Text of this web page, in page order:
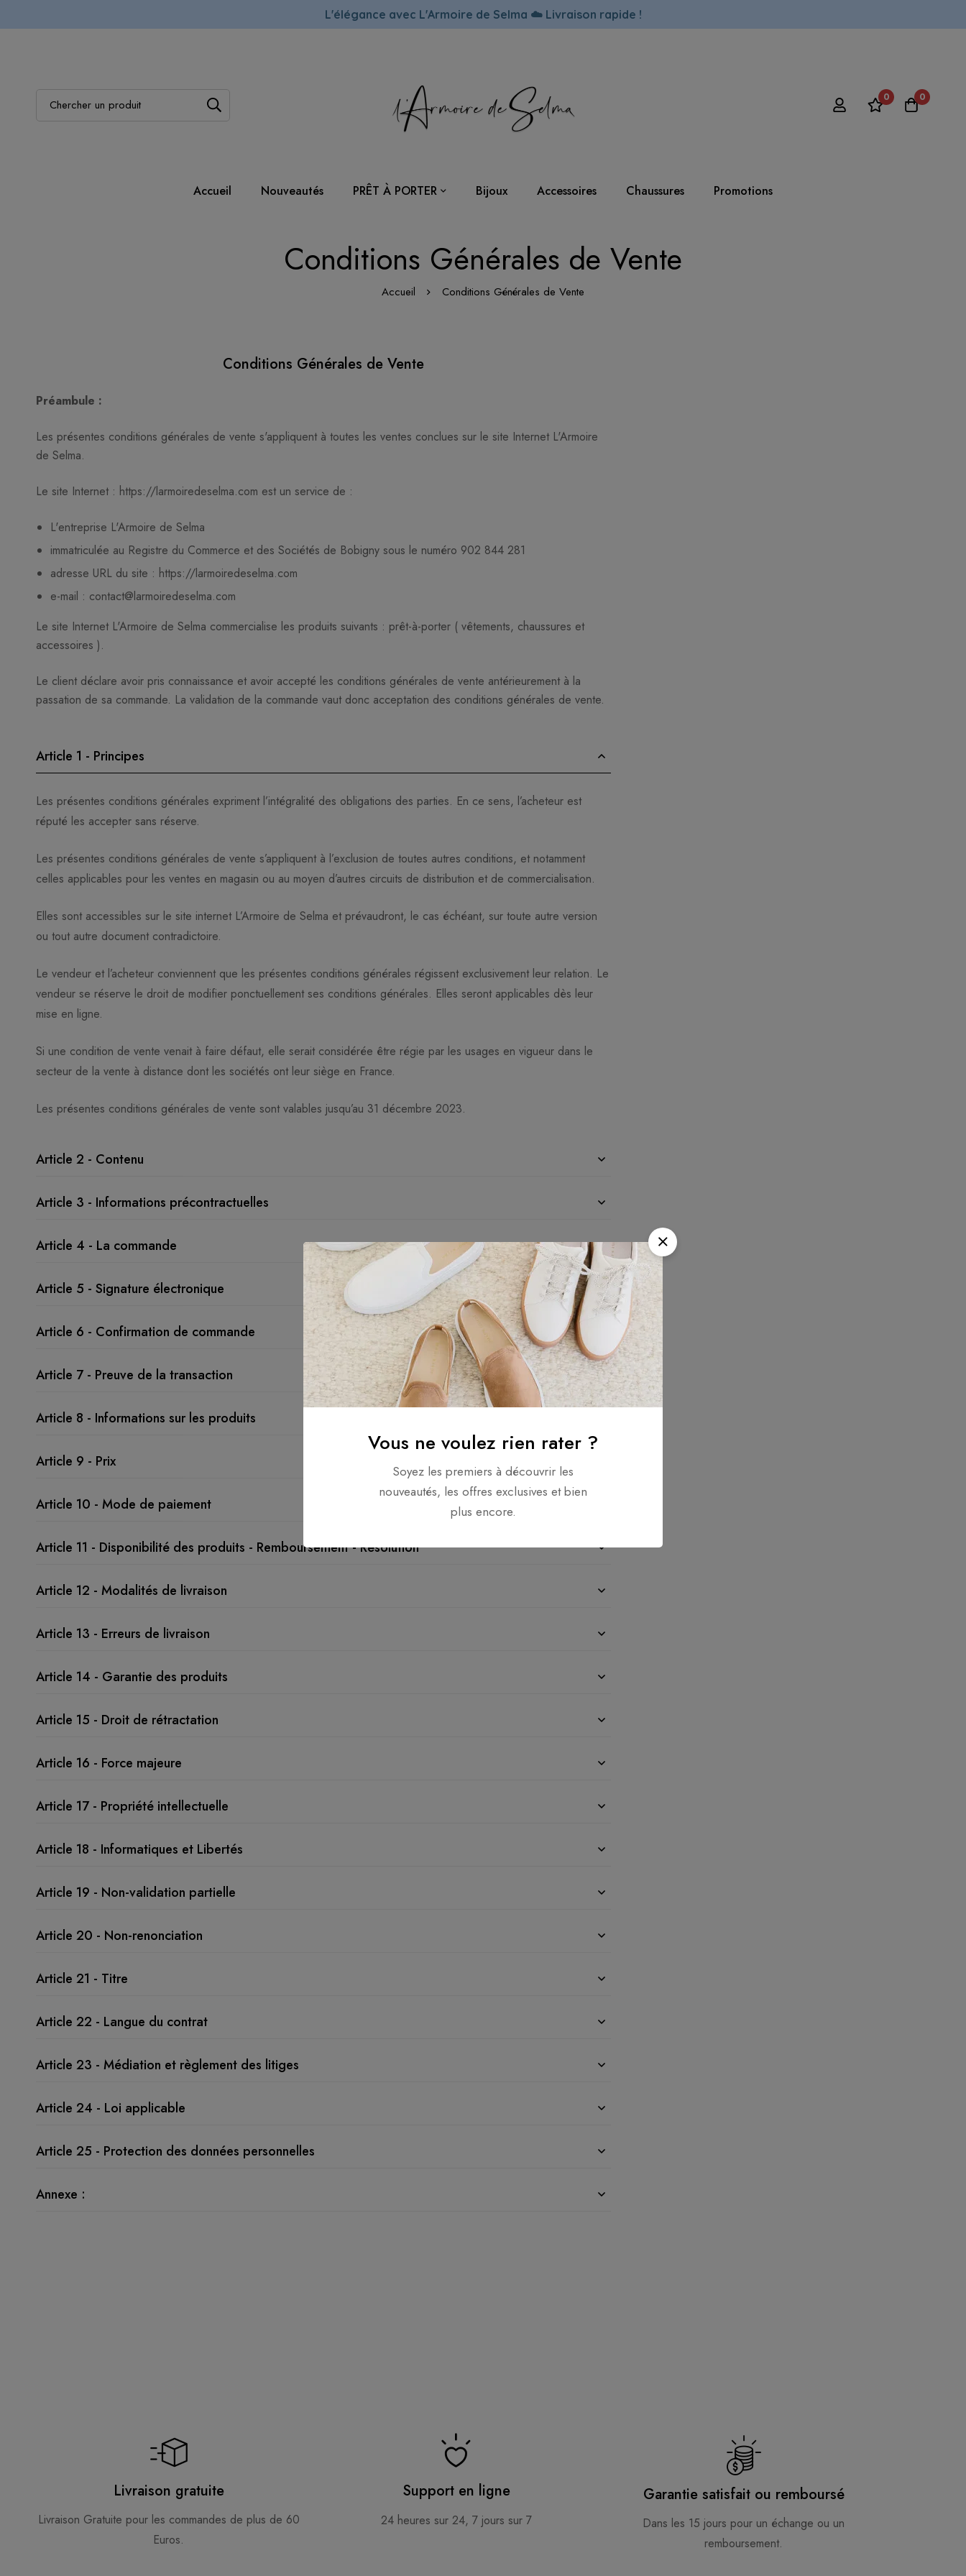
L'élégance avec L'Armoire de Selma ☁️ Livraison rapide !
0 0
Accueil Nouveautés PRÊT À PORTER Bijoux Accessoires Chaussures Promotions
Conditions Générales de Vente
Accueil Conditions Générales de Vente
Conditions Générales de Vente
Préambule :
Les présentes conditions générales de vente s'appliquent à toutes les ventes conclues sur le site Internet L'Armoire
de Selma.
Le site Internet : https://larmoiredeselma.com est un service de :
L'entreprise L'Armoire de Selma
immatriculée au Registre du Commerce et des Sociétés de Bobigny sous le numéro 902 844 281
adresse URL du site : https://larmoiredeselma.com
e-mail : contact@larmoiredeselma.com
Le site Internet L'Armoire de Selma commercialise les produits suivants : prêt-à-porter ( vêtements, chaussures et
accessoires ).
Le client déclare avoir pris connaissance et avoir accepté les conditions générales de vente antérieurement à la
passation de sa commande. La validation de la commande vaut donc acceptation des conditions générales de vente.
Article 1 - Principes
Les présentes conditions générales expriment l’intégralité des obligations des parties. En ce sens, l’acheteur est
réputé les accepter sans réserve.
Les présentes conditions générales de vente s’appliquent à l’exclusion de toutes autres conditions, et notamment
celles applicables pour les ventes en magasin ou au moyen d’autres circuits de distribution et de commercialisation.
Elles sont accessibles sur le site internet L’Armoire de Selma et prévaudront, le cas échéant, sur toute autre version
ou tout autre document contradictoire.
Le vendeur et l’acheteur conviennent que les présentes conditions générales régissent exclusivement leur relation. Le
vendeur se réserve le droit de modifier ponctuellement ses conditions générales. Elles seront applicables dès leur
mise en ligne.
Si une condition de vente venait à faire défaut, elle serait considérée être régie par les usages en vigueur dans le
secteur de la vente à distance dont les sociétés ont leur siège en France.
Les présentes conditions générales de vente sont valables jusqu’au 31 décembre 2023.
Article 2 - Contenu
Article 3 - Informations précontractuelles
Article 4 - La commande
Article 5 - Signature électronique
Article 6 - Confirmation de commande
Article 7 - Preuve de la transaction
Article 8 - Informations sur les produits
Article 9 - Prix
Article 10 - Mode de paiement
Article 11 - Disponibilité des produits - Remboursement - Résolution
Article 12 - Modalités de livraison
Article 13 - Erreurs de livraison
Article 14 - Garantie des produits
Article 15 - Droit de rétractation
Article 16 - Force majeure
Article 17 - Propriété intellectuelle
Article 18 - Informatiques et Libertés
Article 19 - Non-validation partielle
Article 20 - Non-renonciation
Article 21 - Titre
Article 22 - Langue du contrat
Article 23 - Médiation et règlement des litiges
Article 24 - Loi applicable
Article 25 - Protection des données personnelles
Annexe :
Livraison gratuite
Livraison Gratuite pour les commandes de plus de 60
Euros.
Support en ligne
24 heures sur 24, 7 jours sur 7
Garantie satisfait ou remboursé
Dans les 15 jours pour un échange ou un
remboursement.
Vous ne voulez rien rater ?
Soyez les premiers à découvrir les
nouveautés, les offres exclusives et bien
plus encore.